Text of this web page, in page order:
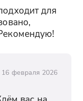
для
16 февраля 2026